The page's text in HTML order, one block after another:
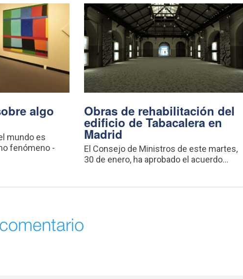
algo
mundo es
fenómeno -
Obras de rehabilitación del
edificio de Tabacalera en
Madrid
El Consejo de Ministros de este martes,
30 de enero, ha aprobado el acuerdo...